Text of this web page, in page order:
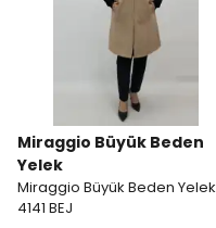
Miraggio Büyük Beden
Yelek
Miraggio Büyük Beden Yelek
4141 BEJ